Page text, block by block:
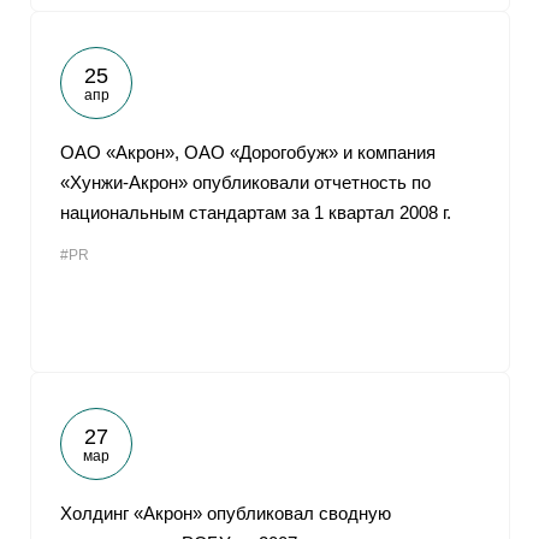
25
апр
ОАО «Акрон», ОАО «Дорогобуж» и компания
«Хунжи-Акрон» опубликовали отчетность по
национальным стандартам за 1 квартал 2008 г.
#PR
27
мар
Холдинг «Акрон» опубликовал сводную